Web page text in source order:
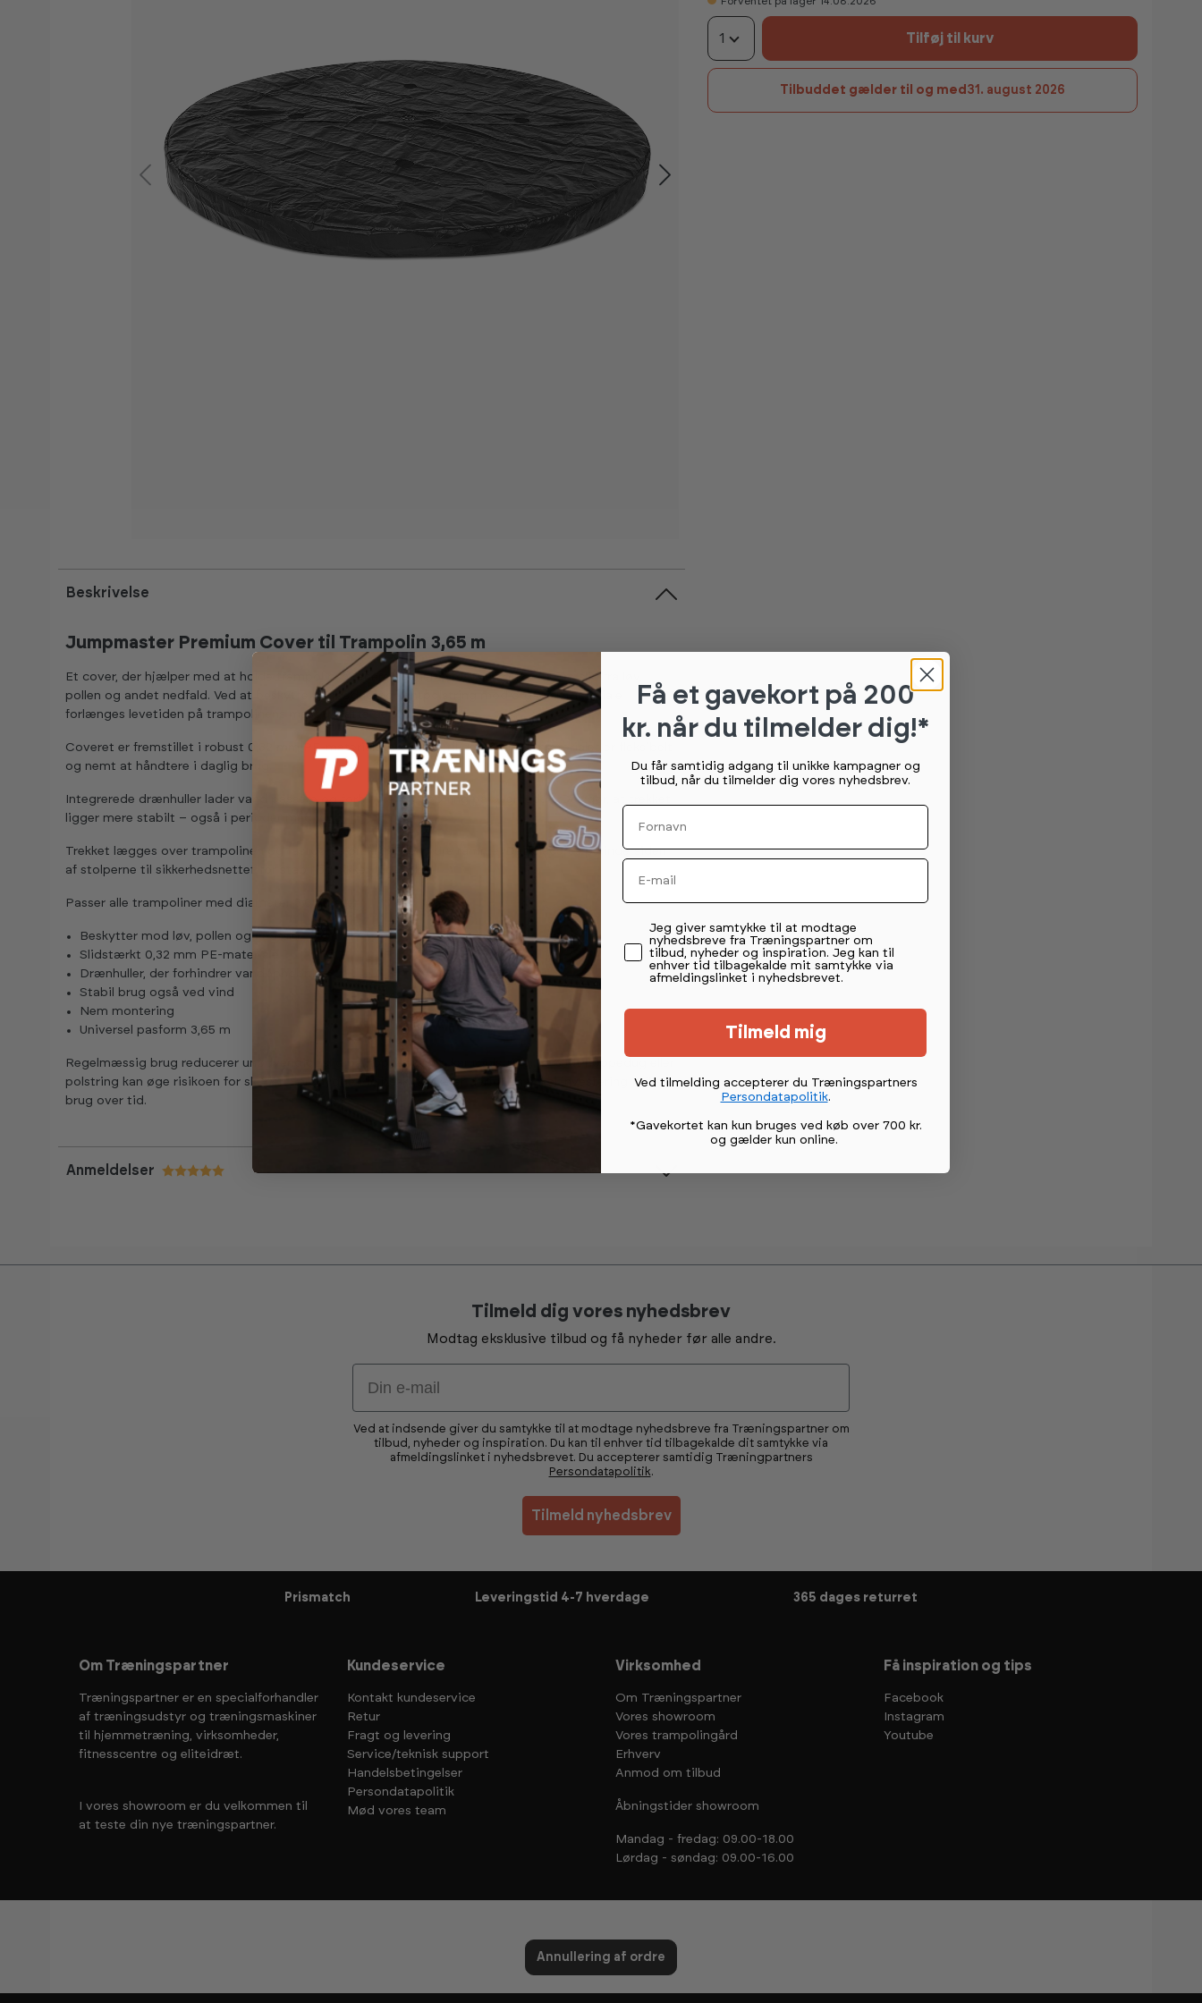
Beskrivelse
Jumpmaster Premium Cover til Trampolin 3,65 m
Et cover, der hjælper med at holde trampolinen renere gennem sæsonen og reducere slid fra løv,
pollen og andet nedfald. Ved at beskytte hoppedug og kantpolstring mod organisk materiale
forlænges levetiden på trampolinens mest udsatte dele.
Coveret er fremstillet i robust 0,32 mm PE-materiale, svarende til den kvalitet, materialet er fleksibelt
og nemt at håndtere i daglig brug.
Integrerede drænhuller lader vand passere og forhindrer ophobning på overfladen. Det gør, at trekket
ligger mere stabilt – også i perioder med vind.
Trekket lægges over trampolinen og fastgøres omkring den ydre ramme. Det placeres på indersiden
af stolperne til sikkerhedsnettet for stabil og sikker tilpasning.
Passer alle trampoliner med diameter 3,65 meter.
Beskytter mod løv, pollen og nedfald
Slidstærkt 0,32 mm PE-materiale
Drænhuller, der forhindrer vandophobning
Stabil brug også ved vind
Nem montering
Universel pasform 3,65 m
Regelmæssig brug reducerer unødvendigt slid på hoppedug og kantpolstring. En slidt hoppedug eller
polstring kan øge risikoen for skader. Forebyggende beskyttelse er derfor en enkel investering i sikker
brug over tid.
Anmeldelser
1 Tilføj til kurv
Tilbuddet gælder til og med 31. august 2026
Tilmeld dig vores nyhedsbrev
Modtag eksklusive tilbud og få nyheder før alle andre.
Email
Ved at indsende giver du samtykke til at modtage nyhedsbreve fra Træningspartner om
tilbud, nyheder og inspiration. Du kan til enhver tid tilbagekalde dit samtykke via
afmeldingslinket i nyhedsbrevet. Du accepterer samtidig Træningpartners
Persondatapolitik.
Tilmeld nyhedsbrev
Prismatch Leveringstid 4-7 hverdage 365 dages returret
Om Træningspartner
Træningspartner er en specialforhandler
af træningsudstyr og træningsmaskiner
til hjemmetræning, virksomheder,
fitnesscentre og eliteidræt.
I vores showroom er du velkommen til
at teste din nye træningspartner.
Kundeservice
Kontakt kundeservice
Retur
Fragt og levering
Service/teknisk support
Handelsbetingelser
Persondatapolitik
Mød vores team
Virksomhed
Om Træningspartner
Vores showroom
Vores trampolingård
Erhverv
Anmod om tilbud
Åbningstider showroom
Mandag - fredag: 09.00-18.00
Lørdag - søndag: 09.00-16.00
Få inspiration og tips
Facebook
Instagram
Youtube
Annullering af ordre
Få et gavekort på 200
kr. når du tilmelder dig!*
Du får samtidig adgang til unikke kampagner og
tilbud, når du tilmelder dig vores nyhedsbrev.
Fornavn
Email
Permission tekst
Jeg giver samtykke til at modtage
nyhedsbreve fra Træningspartner om
tilbud, nyheder og inspiration. Jeg kan til
enhver tid tilbagekalde mit samtykke via
afmeldingslinket i nyhedsbrevet.
Tilmeld mig
Ved tilmelding accepterer du Træningspartners
Persondatapolitik.
*Gavekortet kan kun bruges ved køb over 700 kr.
og gælder kun online.